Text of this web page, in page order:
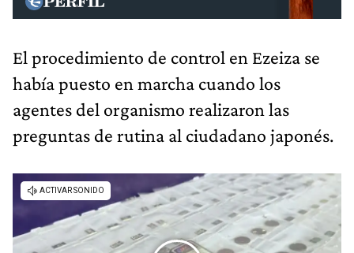
El procedimiento de control en Ezeiza se
había puesto en marcha cuando los
agentes del organismo realizaron las
preguntas de rutina al ciudadano japonés.